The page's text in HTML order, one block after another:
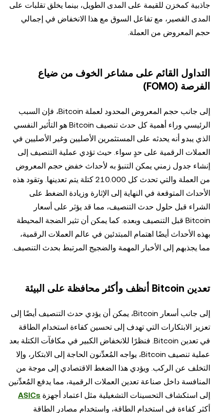
جاذبية كمخزن للقيمة على المدى الطويل، بينما يخلق تقلبات على
المدى القصير، مع تفاعل السوق مع هذا الانخفاض في إجمالي
حجم المعروض من العملة.
التداول القائم على مشاعر الخوف من ضياع
الفرصة (FOMO)
إلى جانب حجم المعروض المحدود لعملة Bitcoin، فإن السبب
الرئيسي وراء أهمية كل حدث تنصيف Bitcoin هو التأثير النفسي
الذي يبدو أنه يحدثه على المستثمرين الأصليين وغير الأصليين في
العملات الرقمية على حدٍ سواء. حيث تؤدي عملية التنصيف إلى
إنشاء جدول زمني يمكن التنبؤ به لأحداث خفض حجم المعروض
من العملة والتي تحدث كل 210.000 كتلة يتم تعدينها. وتقود هذه
الأحداث المتوقعة في النهاية إلى الإثارة وزيادة الضغط على
الشراء قبل حلول حدث التنصيف، مما قد يؤثر على أسعار
Bitcoin قبل التنصيف وبعده. كما يمكن أن تثير الضجة المحيطة
بهذه الأحداث أيضًا اهتمام المبتدئين في عالم العملات الرقمية،
مما يجذبهم إلى الأخبار المهمة والضجيج المرتبط بحدث التنصيف.
تعدين Bitcoin أنظف وأكثر محافظة على البيئة
إلى جانب أسعار Bitcoin، يمكن أن يؤدي حدث التنصيف أيضًا إلى
تعزيز الابتكارات التي تهدف إلى تحسين كفاءة استخدام الطاقة
في تعدين Bitcoin. فنظرًا للانخفاض الكبير في مكافآت الكتلة بعد
عملية تنصيف Bitcoin، يواجه المُعدِّنون الحاجة إلى الابتكار، وإلا
التخلف عن الركب. ويؤدي هذا الضغط الاقتصادي إلى موجة من
المنافسة داخل صناعة تعدين العملات الرقمية، مما يدفع المُعدِّنين
إلى استكشاف التحسينات التشغيلية مثل اعتماد أجهزة ASICs
أكثر كفاءة في استخدام الطاقة، واستخدام مصادر الطاقة